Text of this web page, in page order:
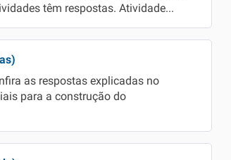
têm respostas. Atividade...
as respostas explicadas no
para a construção do